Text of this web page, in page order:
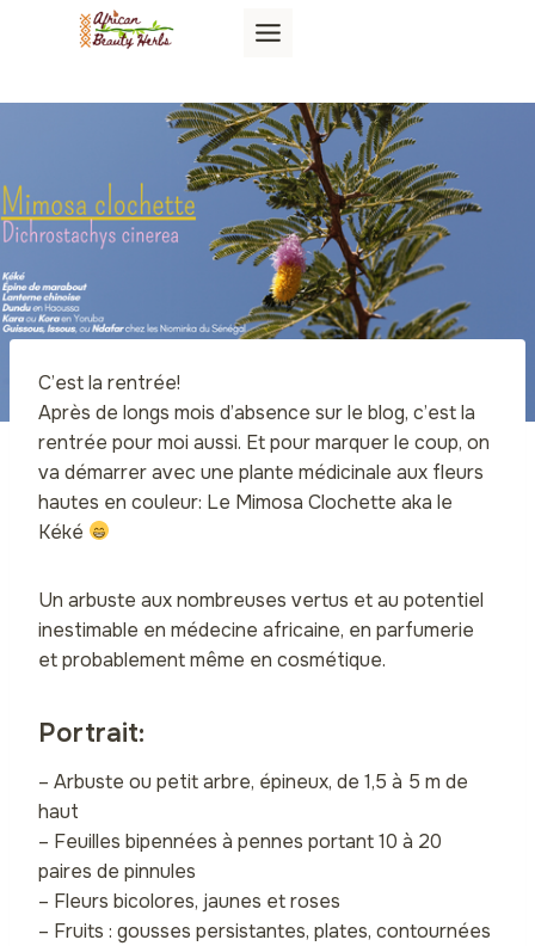
C’est la rentrée!
Après de longs mois d’absence sur le blog, c’est la
rentrée pour moi aussi. Et pour marquer le coup, on
va démarrer avec une plante médicinale aux fleurs
hautes en couleur: Le Mimosa Clochette aka le
Kéké
Un arbuste aux nombreuses vertus et au potentiel
inestimable en médecine africaine, en parfumerie
et probablement même en cosmétique.
Portrait:
– Arbuste ou petit arbre, épineux, de 1,5 à 5 m de
haut
– Feuilles bipennées à pennes portant 10 à 20
paires de pinnules
– Fleurs bicolores, jaunes et roses
– Fruits : gousses persistantes, plates, contournées